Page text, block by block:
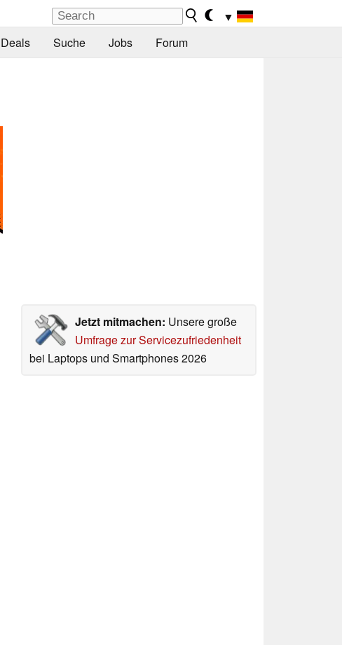
▼
Deals Suche Jobs Forum
Jetzt mitmachen: Unsere große
Umfrage zur Servicezufriedenheit
bei Laptops und Smartphones 2026